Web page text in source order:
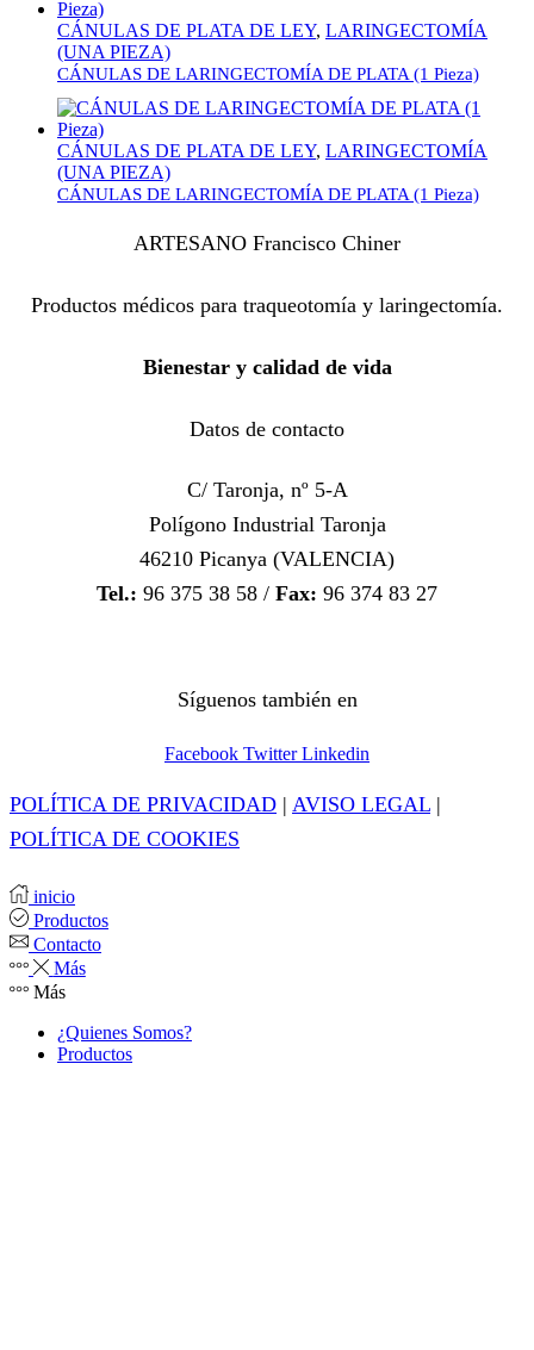
CÁNULAS DE PLATA DE LEY, LARINGECTOMÍA
(UNA PIEZA)
CÁNULAS DE LARINGECTOMÍA DE PLATA (1 Pieza)
CÁNULAS DE PLATA DE LEY, LARINGECTOMÍA
(UNA PIEZA)
CÁNULAS DE LARINGECTOMÍA DE PLATA (1 Pieza)
ARTESANO Francisco Chiner
Productos médicos para traqueotomía y laringectomía.
Bienestar y calidad de vida
Datos de contacto
C/ Taronja, nº 5-A
Polígono Industrial Taronja
46210 Picanya (VALENCIA)
Tel.: 96 375 38 58 / Fax: 96 374 83 27
Síguenos también en
Facebook Twitter Linkedin
POLÍTICA DE PRIVACIDAD | AVISO LEGAL |
POLÍTICA DE COOKIES
inicio
Productos
Contacto
Más
Más
¿Quienes Somos?
Productos